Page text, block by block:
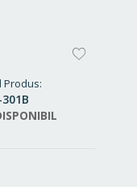
Produs
301B